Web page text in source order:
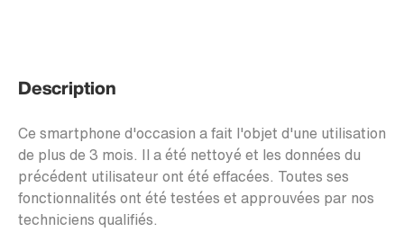
Description
Ce smartphone d'occasion a fait l'objet d'une utilisation
de plus de 3 mois. Il a été nettoyé et les données du
précédent utilisateur ont été effacées. Toutes ses
fonctionnalités ont été testées et approuvées par nos
techniciens qualifiés.